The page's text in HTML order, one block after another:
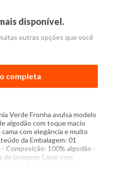
disponível.
outras opções que você
completa
Verde Fronha avulsa modelo
algodão com toque macio
com elegância e muito
da Embalagem: 01
Composição: 100% algodão -
lavagem: Lavar com
usar alvejante a base de